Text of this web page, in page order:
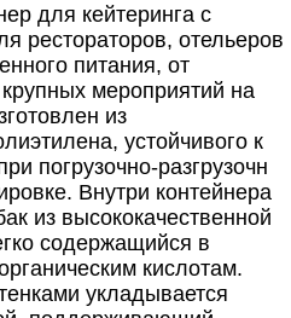
для кейтеринга с
рестораторов, отельеров
питания, от
мероприятий на
из
устойчивого к
погрузочно-разгрузочн
Внутри контейнера
из высококачественной
содержащийся в
кислотам.
укладывается